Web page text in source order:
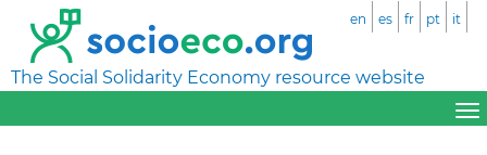
The Social Solidarity Economy resource website
en es fr pt it